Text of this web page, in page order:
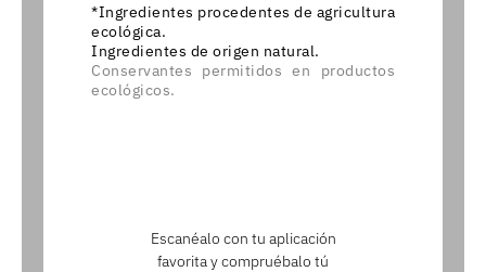
*Ingredientes procedentes de agricultura
ecológica.
Ingredientes de origen natural.
Conservantes permitidos en productos
ecológicos.
Escanéalo con tu aplicación
favorita y compruébalo tú